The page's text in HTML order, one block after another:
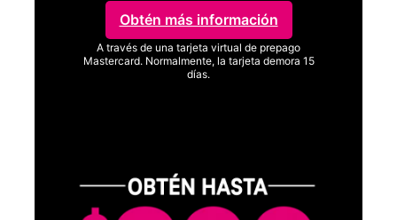
Obtén más información
A través de una tarjeta virtual de prepago
Mastercard. Normalmente, la tarjeta demora 15
días.